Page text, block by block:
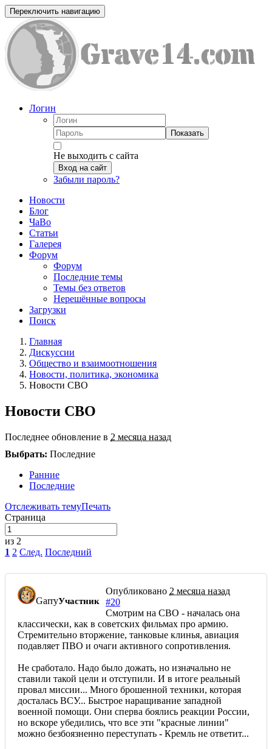
Переключить навигацию
Логин
Показать
Не выходить с сайта
Вход на сайт
Забыли пароль?
Новости
Блог
ЧаВо
Статьи
Галерея
Форум
Форум
Последние темы
Темы без ответов
Нерешённые вопросы
Загрузки
Поиск
Главная
Дискуссии
Общество и взаимоотношения
Новости, политика, экономика
Новости СВО
Новости СВО
Последнее обновление в 2 месяца назад
Выбрать: Последние
Ранние
Последние
Отслеживать темуПечать
Страница
из 2
1 2 След. Последний
GarryУчастник
Опубликовано 2 месяца назад
#20
Смотрим на СВО - началась она
классически, как в советских фильмах про армию.
Стремительно вторжение, танковые клинья, авиация
подавляет ПВО и очаги активного сопротивления.
Не сработало. Надо было дожать, но изначально не
ставили такой цели и отступили. И в итоге реальный
провал миссии... Много брошенной техники, которая
досталась ВСУ... Быстрое наращивание западной
военной помощи. Они сперва боялись реакции России,
но вскоре убедились, что все эти "красные линии"
можно безбоязненно переступать - Кремль не ответит...